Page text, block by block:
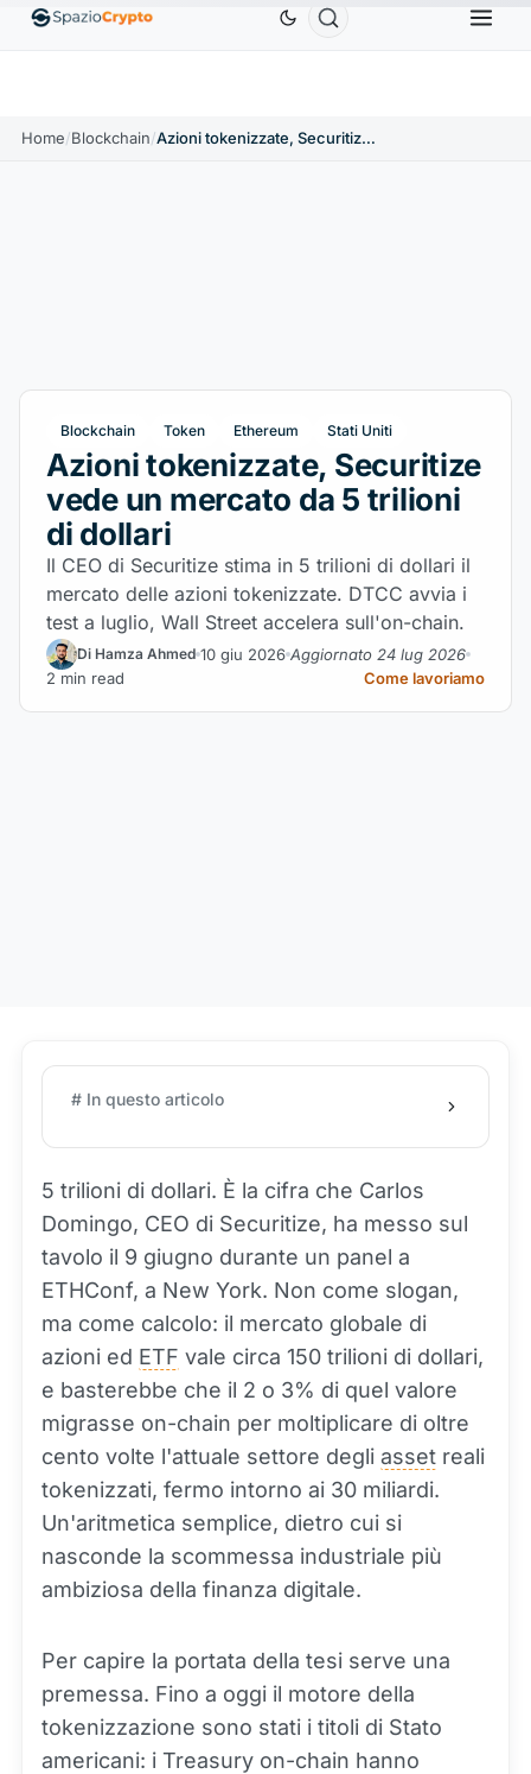
EthereumETH1.880,58 USD ↑1.90% TetherUSDT ↑0.00%
Home/Blockchain/ Azioni tokenizzate, Securitize vede un mercato da 5 trilioni di dollari
Blockchain Token Ethereum Stati Uniti
Azioni tokenizzate, Securitize
vede un mercato da 5 trilioni
di dollari
Il CEO di Securitize stima in 5 trilioni di dollari il
mercato delle azioni tokenizzate. DTCC avvia i
test a luglio, Wall Street accelera sull'on-chain.
Di Hamza Ahmed 10 giu 2026 Aggiornato 24 lug 2026
2 min read
Come lavoriamo
# In questo articolo
5 trilioni di dollari. È la cifra che Carlos
Domingo, CEO di Securitize, ha messo sul
tavolo il 9 giugno durante un panel a
ETHConf, a New York. Non come slogan,
ma come calcolo: il mercato globale di
azioni ed ETF vale circa 150 trilioni di dollari,
e basterebbe che il 2 o 3% di quel valore
migrasse on-chain per moltiplicare di oltre
cento volte l'attuale settore degli asset reali
tokenizzati, fermo intorno ai 30 miliardi.
Un'aritmetica semplice, dietro cui si
nasconde la scommessa industriale più
ambiziosa della finanza digitale.
Per capire la portata della tesi serve una
premessa. Fino a oggi il motore della
tokenizzazione sono stati i titoli di Stato
americani: i Treasury on-chain hanno